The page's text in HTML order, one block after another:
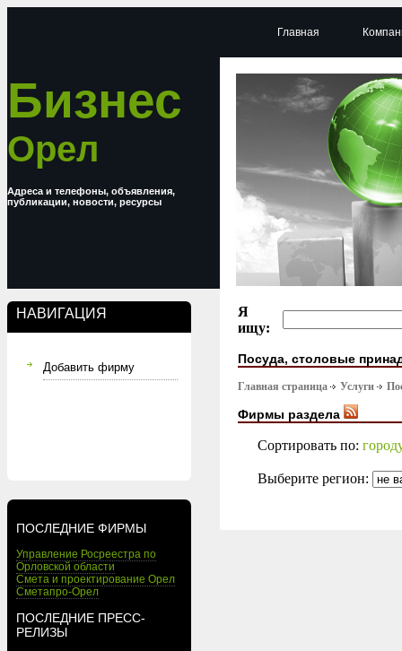
Бизнес
Орел
Адреса и телефоны, объявления,
публикации, новости, ресурсы
НАВИГАЦИЯ
Добавить фирму
ПОСЛЕДНИЕ ФИРМЫ
Управление Росреестра по
Орловской области
Смета и проектирование Орел
Сметапро-Орел
ПОСЛЕДНИЕ ПРЕСС-
РЕЛИЗЫ
Главная
Я
ищу:
Посуда, столовые
Главная страница Услуги
Фирмы раздела
Сортировать по:
Выберите регион: